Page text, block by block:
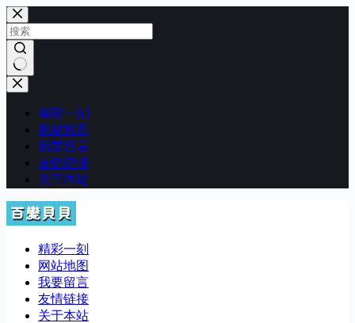
跳
至
内
容
无
精彩一刻
网站地图
我要留言
友情链接
关于本站
精彩一刻
网站地图
我要留言
友情链接
关于本站